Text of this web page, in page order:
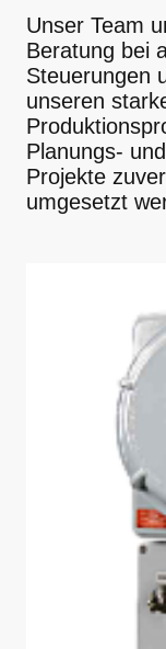
Unser Team
Beratung bei
Steuerungen
unseren
Planungs-
Projekte
umgesetzt